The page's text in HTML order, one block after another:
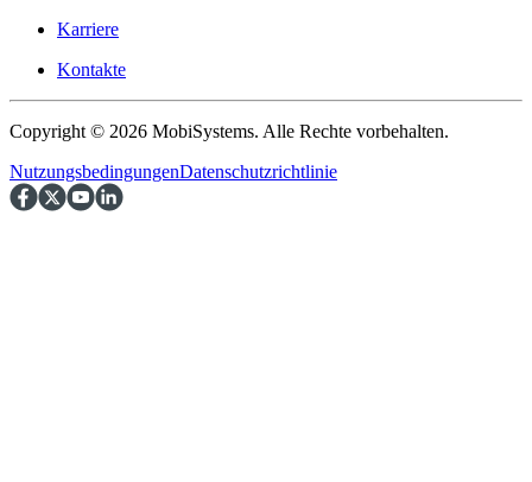
Karriere
Kontakte
Copyright © 2026 MobiSystems. Alle Rechte vorbehalten.
NutzungsbedingungenDatenschutzrichtlinie